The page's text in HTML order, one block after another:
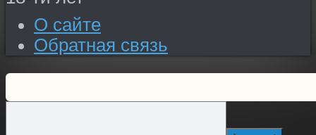
О сайте
Обратная связь